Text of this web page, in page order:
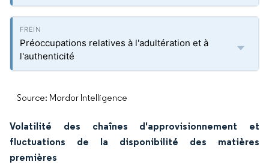
Préoccupations relatives à l'adultération et à
l'authenticité
Source: Mordor Intelligence
Volatilité des chaînes d'approvisionnement et
fluctuations de la disponibilité des matières
premières